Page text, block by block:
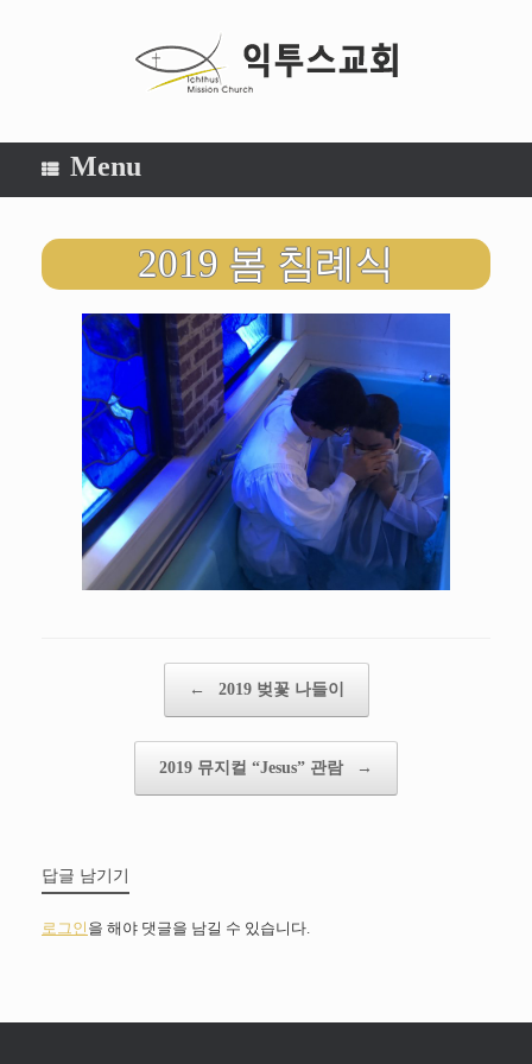
Menu
2019 봄 침례식
←
2019 벚꽃 나들이
2019 뮤지컬 “Jesus” 관람 →
답글 남기기
로그인 을 해야 댓글을 남길 수 있습니다.